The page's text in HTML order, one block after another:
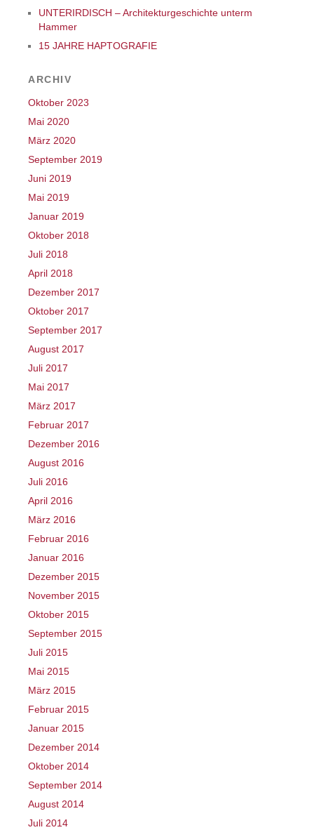
UNTERIRDISCH – Architekturgeschichte unterm
Hammer
15 JAHRE HAPTOGRAFIE
ARCHIV
Oktober 2023
Mai 2020
März 2020
September 2019
Juni 2019
Mai 2019
Januar 2019
Oktober 2018
Juli 2018
April 2018
Dezember 2017
Oktober 2017
September 2017
August 2017
Juli 2017
Mai 2017
März 2017
Februar 2017
Dezember 2016
August 2016
Juli 2016
April 2016
März 2016
Februar 2016
Januar 2016
Dezember 2015
November 2015
Oktober 2015
September 2015
Juli 2015
Mai 2015
März 2015
Februar 2015
Januar 2015
Dezember 2014
Oktober 2014
September 2014
August 2014
Juli 2014